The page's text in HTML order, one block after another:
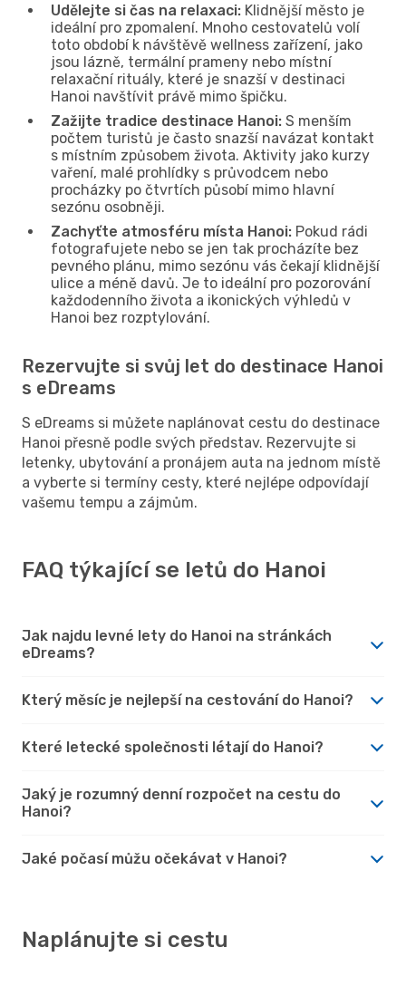
Udělejte si čas na relaxaci: Klidnější město je
ideální pro zpomalení. Mnoho cestovatelů volí
toto období k návštěvě wellness zařízení, jako
jsou lázně, termální prameny nebo místní
relaxační rituály, které je snazší v destinaci
Hanoi navštívit právě mimo špičku.
Zažijte tradice destinace Hanoi: S menším
počtem turistů je často snazší navázat kontakt
s místním způsobem života. Aktivity jako kurzy
vaření, malé prohlídky s průvodcem nebo
procházky po čtvrtích působí mimo hlavní
sezónu osobněji.
Zachyťte atmosféru místa Hanoi: Pokud rádi
fotografujete nebo se jen tak procházíte bez
pevného plánu, mimo sezónu vás čekají klidnější
ulice a méně davů. Je to ideální pro pozorování
každodenního života a ikonických výhledů v
Hanoi bez rozptylování.
Rezervujte si svůj let do destinace Hanoi
s eDreams
S eDreams si můžete naplánovat cestu do destinace
Hanoi přesně podle svých představ. Rezervujte si
letenky, ubytování a pronájem auta na jednom místě
a vyberte si termíny cesty, které nejlépe odpovídají
vašemu tempu a zájmům.
FAQ týkající se letů do Hanoi
Jak najdu levné lety do Hanoi na stránkách
eDreams?
Který měsíc je nejlepší na cestování do Hanoi?
Které letecké společnosti létají do Hanoi?
Jaký je rozumný denní rozpočet na cestu do
Hanoi?
Jaké počasí můžu očekávat v Hanoi?
Naplánujte si cestu